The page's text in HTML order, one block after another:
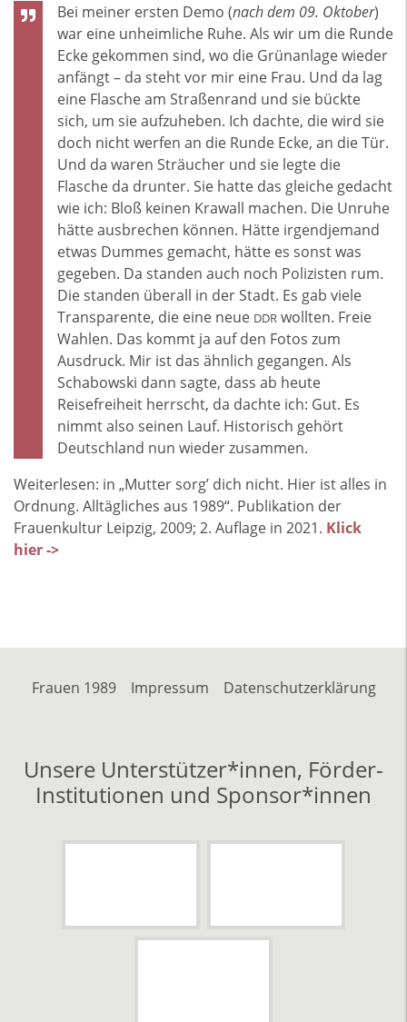
Bei meiner ersten Demo (nach dem 09. Oktober)
war eine unheimliche Ruhe. Als wir um die Runde
Ecke gekommen sind, wo die Grünanlage wieder
anfängt – da steht vor mir eine Frau. Und da lag
eine Flasche am Straßenrand und sie bückte
sich, um sie aufzuheben. Ich dachte, die wird sie
doch nicht werfen an die Runde Ecke, an die Tür.
Und da waren Sträucher und sie legte die
Flasche da drunter. Sie hatte das gleiche gedacht
wie ich: Bloß keinen Krawall machen. Die Unruhe
hätte ausbrechen können. Hätte irgendjemand
etwas Dummes gemacht, hätte es sonst was
gegeben. Da standen auch noch Polizisten rum.
Die standen überall in der Stadt. Es gab viele
Transparente, die eine neue DDR wollten. Freie
Wahlen. Das kommt ja auf den Fotos zum
Ausdruck. Mir ist das ähnlich gegangen. Als
Schabowski dann sagte, dass ab heute
Reisefreiheit herrscht, da dachte ich: Gut. Es
nimmt also seinen Lauf. Historisch gehört
Deutschland nun wieder zusammen.
Weiterlesen: in „Mutter sorg’ dich nicht. Hier ist alles in
Ordnung. Alltägliches aus 1989“. Publikation der
Frauenkultur Leipzig, 2009; 2. Auflage in 2021. Klick
hier ->
Frauen 1989 Impressum Datenschutzerklärung
Unsere Unterstützer*innen, Förder-
Institutionen und Sponsor*innen